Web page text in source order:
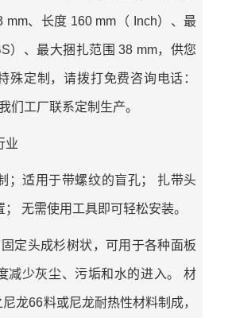
mm、长度 160 mm（ Inch）、最
）、最大捆扎范围 38 mm，供您
殊定制，请拨打免费咨询电话：
们工厂联系定制生产。
业
；适用于带螺纹的盲孔； 扎带头
无需使用工具即可轻松安装。
定头成杉树状，可用于各种面板
减少灰尘、污垢和水的进入。 材
龙66料或尼龙耐热性材料制成，